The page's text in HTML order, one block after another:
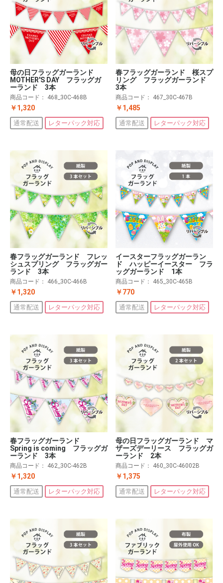
母の日フラッグガーランド
MOTHER'S DAY フラッグガ
ーランド 3本
商品コード： 468_30C-468B
￥1,320
通常配送 レターパック対応
春フラッグガーランド 桜スプ
リング フラッグガーランド
3本
商品コード： 467_30C-467B
￥1,485
通常配送 レターパック対応
春フラッグガーランド フレッ
シュスプリング フラッグガー
ランド 3本
商品コード： 466_30C-466B
￥1,320
通常配送 レターパック対応
イースターフラッグガーラン
ド ハッピーイースター フラ
ッグガーランド 1本
商品コード： 465_30C-465B
￥770
通常配送 レターパック対応
春フラッグガーランド
Spring is coming フラッグガ
ーランド 3本
商品コード： 462_30C-462B
￥1,320
通常配送 レターパック対応
母の日フラッグガーランド マ
ザーズデーリース フラッグガ
ーランド 2本
商品コード： 460_30C-46002B
￥1,375
通常配送 レターパック対応